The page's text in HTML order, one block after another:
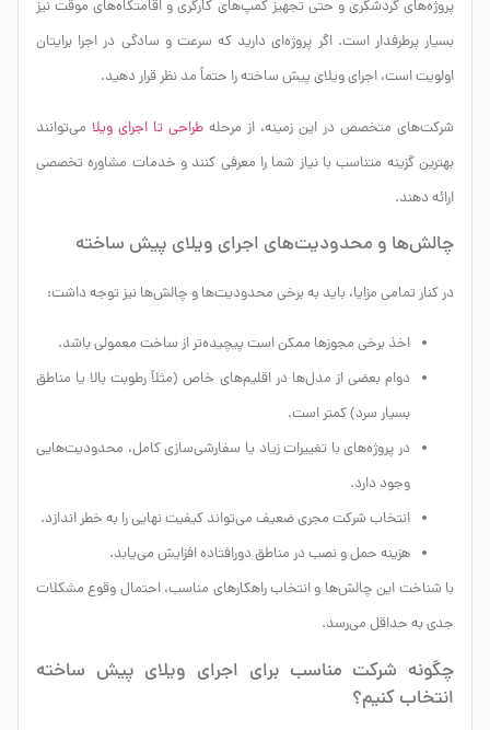
پروژه‌های گردشگری و حتی تجهیز کمپ‌های کارگری و اقامتگاه‌های موقت نیز
بسیار پرطرفدار است. اگر پروژه‌ای دارید که سرعت و سادگی در اجرا برایتان
اولویت است، اجرای ویلای پیش ساخته را حتماً مد نظر قرار دهید.
شرکت‌های متخصص در این زمینه، از مرحله طراحی تا اجرای ویلا می‌توانند
بهترین گزینه متناسب با نیاز شما را معرفی کنند و خدمات مشاوره تخصصی
ارائه دهند.
چالش‌ها و محدودیت‌های اجرای ویلای پیش ساخته
در کنار تمامی مزایا، باید به برخی محدودیت‌ها و چالش‌ها نیز توجه داشت:
اخذ برخی مجوزها ممکن است پیچیده‌تر از ساخت معمولی باشد.
دوام بعضی از مدل‌ها در اقلیم‌های خاص (مثلاً رطوبت بالا یا مناطق
بسیار سرد) کمتر است.
در پروژه‌های با تغییرات زیاد یا سفارشی‌سازی کامل، محدودیت‌هایی
وجود دارد.
انتخاب شرکت مجری ضعیف می‌تواند کیفیت نهایی را به خطر اندازد.
هزینه حمل و نصب در مناطق دورافتاده افزایش می‌یابد.
با شناخت این چالش‌ها و انتخاب راهکارهای مناسب، احتمال وقوع مشکلات
جدی به حداقل می‌رسد.
چگونه شرکت مناسب برای اجرای ویلای پیش ساخته
انتخاب کنیم؟